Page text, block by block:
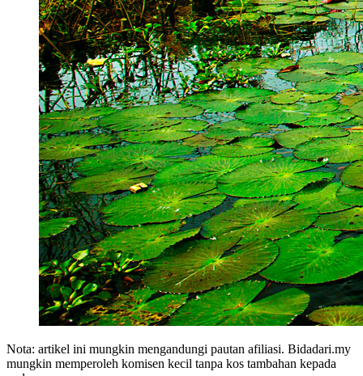
Nota: artikel ini mungkin mengandungi pautan afiliasi. Bidadari.my
mungkin memperoleh komisen kecil tanpa kos tambahan kepada